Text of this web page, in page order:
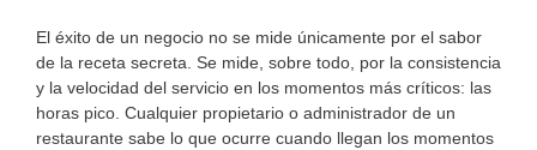
El éxito de un negocio no se mide únicamente por el sabor
de la receta secreta. Se mide, sobre todo, por la consistencia
y la velocidad del servicio en los momentos más críticos: las
horas pico. Cualquier propietario o administrador de un
restaurante sabe lo que ocurre cuando llegan los momentos